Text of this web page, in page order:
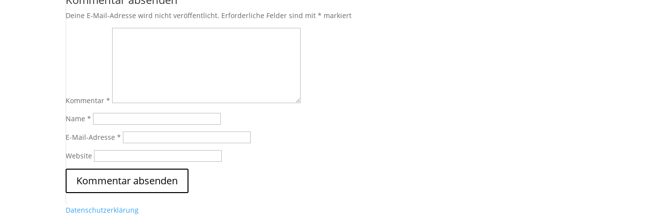
Deine E-Mail-Adresse wird nicht veröffentlicht. Erforderliche Felder sind mit* markiert
Kommentar*
Name*
E-Mail-Adresse*
Website
Datenschutzerklärung